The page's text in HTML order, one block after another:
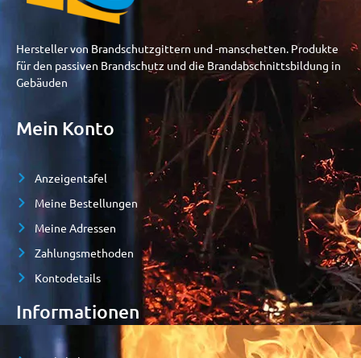
Hersteller von Brandschutzgittern und -manschetten. Produkte
für den passiven Brandschutz und die Brandabschnittsbildung in
Gebäuden
Mein Konto
Anzeigentafel
Meine Bestellungen
Meine Adressen
Zahlungsmethoden
Kontodetails
Informationen